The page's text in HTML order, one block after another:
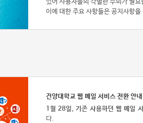
있어 사용자들의 각별한 주의가 필요
이에 대한 주요 사항들은 공지사항
건양대학교 웹 메일 서비스 전환 안내
1월 28일, 기존 사용하던 웹 메일
다.